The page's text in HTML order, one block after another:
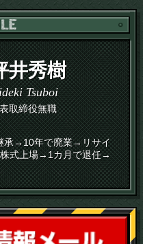
井秀樹
Tsuboi
取締役無職
承→10年で廃業→リサイ
式上場→1カ月で退任→